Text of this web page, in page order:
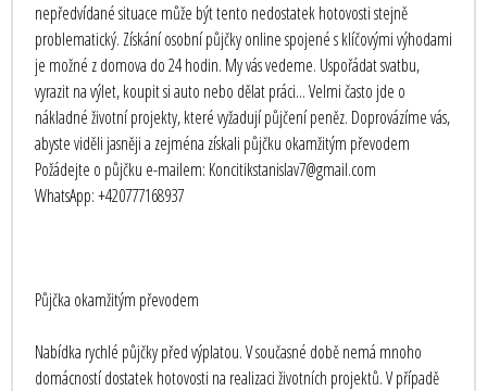
nepředvídané situace může být tento nedostatek hotovosti stejně
problematický. Získání osobní půjčky online spojené s klíčovými výhodami
je možné z domova do 24 hodin. My vás vedeme. Uspořádat svatbu,
vyrazit na výlet, koupit si auto nebo dělat práci... Velmi často jde o
nákladné životní projekty, které vyžadují půjčení peněz. Doprovázíme vás,
abyste viděli jasněji a zejména získali půjčku okamžitým převodem
Požádejte o půjčku e-mailem: Koncitikstanislav7@gmail.com
WhatsApp: +420777168937
Půjčka okamžitým převodem
Nabídka rychlé půjčky před výplatou. V současné době nemá mnoho
domácností dostatek hotovosti na realizaci životních projektů. V případě